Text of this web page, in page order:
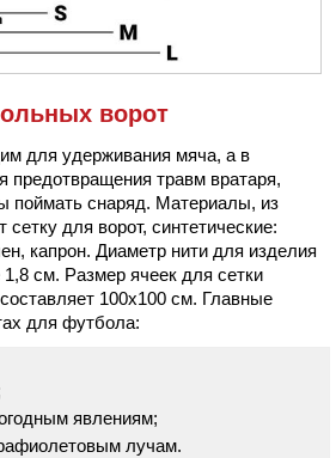
ворот
для удерживания мяча, а в
предотвращения травм вратаря,
поймать снаряд. Материалы, из
сетку для ворот, синтетические:
капрон. Диаметр нити для изделия
см. Размер ячеек для сетки
100х100 см. Главные
для футбола:
явлениям;
лучам.